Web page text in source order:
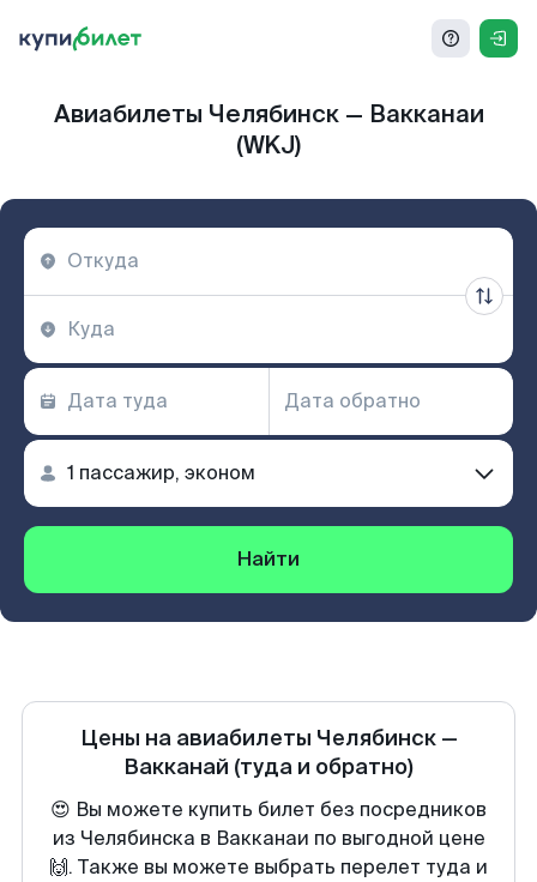
Авиабилеты Челябинск — Вакканаи
(WKJ)
Найти
Цены на авиабилеты Челябинск—
Вакканай (туда и обратно)
😍 Вы можете купить билет без посредников
из Челябинска в Вакканаи по выгодной цене
🙌. Также вы можете выбрать перелет туда и